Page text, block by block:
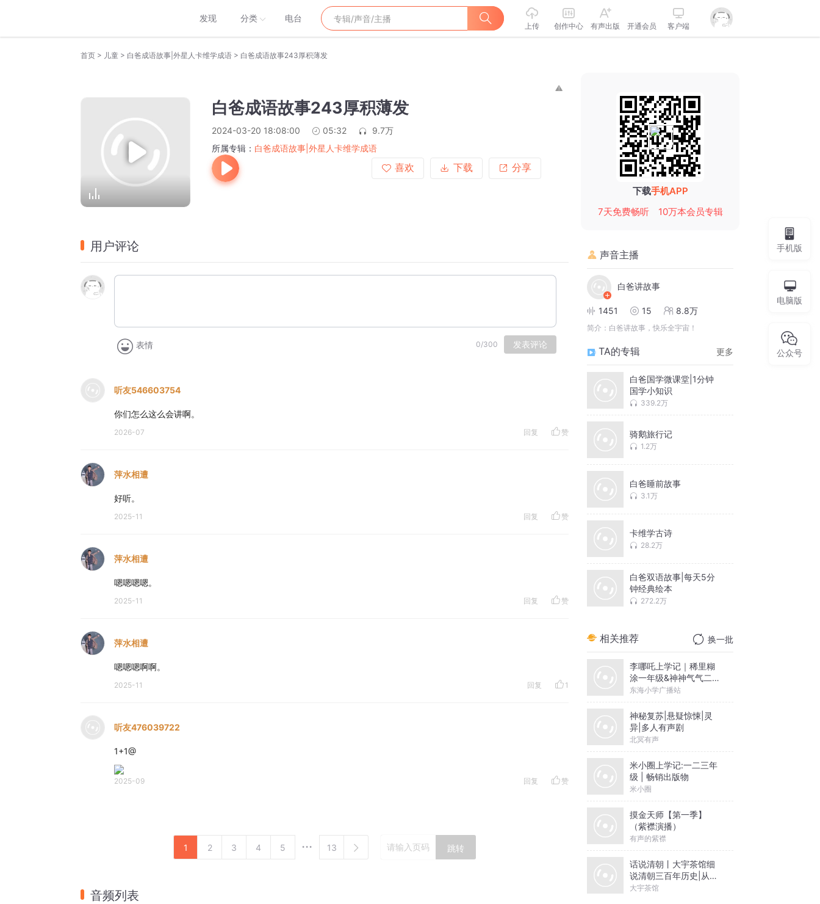
发现 分类 电台
上传 创作中心 有声出版 开通会员 客户端
首页 > 儿童 > 白爸成语故事|外星人卡维学成语 > 白爸成语故事243厚积薄发
白爸成语故事243厚积薄发
2024-03-20 18:08:00 05:32
9.7万
所属专辑： 白爸成语故事|外星人卡维学成语
喜欢
下载 分享
用户评论
表情 0/300 发表评论
听友546603754
你们怎么这么会讲啊。
2026-07 回复 赞
萍水相遭
好听。
2025-11 回复 赞
萍水相遭
嗯嗯嗯嗯。
2025-11 回复 赞
萍水相遭
嗯嗯嗯啊啊。
2025-11 回复 1
听友476039722
1+1@
2025-09 回复 赞
1 2 3 4 5 13 跳转
音频列表
下载手机APP
7天免费畅听
10万本会员专辑
声音主播
白爸讲故事
1451 15 8.8万
简介： 白爸讲故事，快乐全宇宙！
TA的专辑 更多
白爸国学微课堂|1分钟
国学小知识
339.2万
骑鹅旅行记
1.2万
白爸睡前故事
3.1万
卡维学古诗
28.2万
白爸双语故事|每天5分
钟经典绘本
272.2万
相关推荐 换一批
李哪吒上学记｜稀里糊
涂一年级&神神气气二年
级
东海小学广播站
神秘复苏|悬疑惊悚|灵
异|多人有声剧
北冥有声
米小圈上学记:一二三年
级 | 畅销出版物
米小圈
摸金天师【第一季】
（紫襟演播）
有声的紫襟
话说清朝丨大宇茶馆细
说清朝三百年历史|从努
尔哈赤到末代皇帝溥仪|
大宇茶馆
手机版
电脑版
公众号